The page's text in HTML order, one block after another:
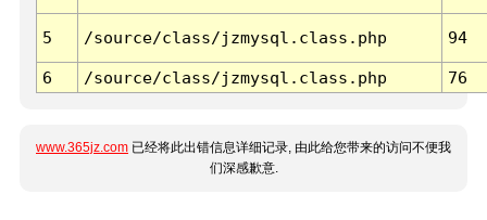
5 /source/class/jzmysql.class.php 94
6 /source/class/jzmysql.class.php 76
www.365jz.com 已经将此出错信息详细记录, 由此给您带来的访问不便我
们深感歉意.